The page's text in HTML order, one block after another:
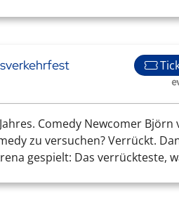
Comedy Newcomer
zu versuchen? Verrückt.
gespielt: Das verrückteste,